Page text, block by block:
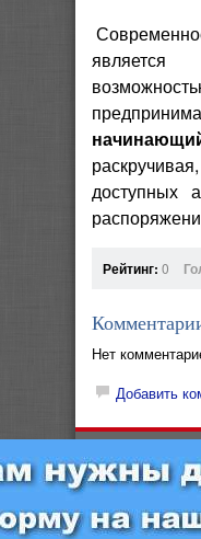
доступных
Рейтинг: 0
Нет
Добавить